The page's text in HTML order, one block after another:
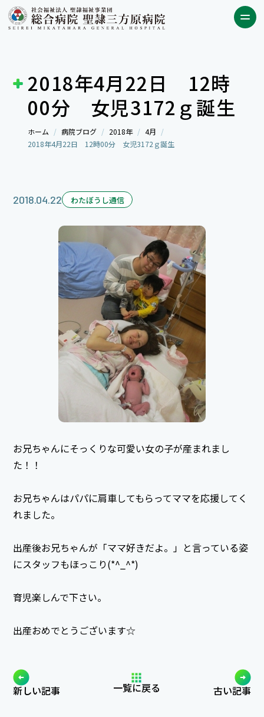
2018年4月22日 12時
00分 女児3172ｇ誕生
ホーム 病院ブログ 2018年
4月
2018年4月22日 12時00分 女児3172ｇ誕生
2018.04.22 わたぼうし通信
お兄ちゃんにそっくりな可愛い女の子が産まれまし
た！！
お兄ちゃんはパパに肩車してもらってママを応援してく
れました。
出産後お兄ちゃんが「ママ好きだよ。」と言っている姿
にスタッフもほっこり(*^_^*)
育児楽しんで下さい。
出産おめでとうございます☆
新しい記事 一覧に戻る 古い記事